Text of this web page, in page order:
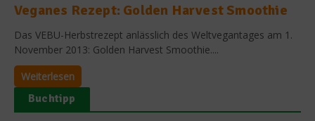
Veganes Rezept: Golden Harvest Smoothie
Das VEBU-Herbstrezept anlässlich des Weltvegantages am 1.
November 2013: Golden Harvest Smoothie....
Weiterlesen
Buchtipp